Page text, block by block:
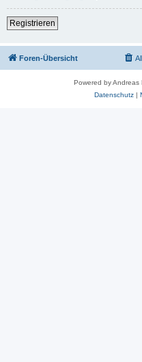
Registrieren
Foren-Übersicht
Powered by Andreas
Datenschutz|